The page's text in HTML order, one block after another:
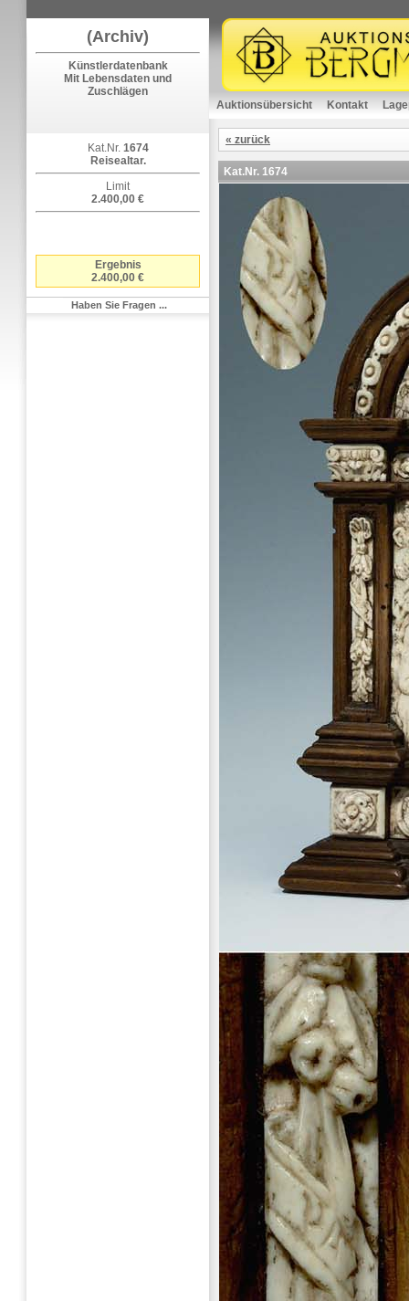
(Archiv)
Künstlerdatenbank
Mit Lebensdaten und
Zuschlägen
Kat.Nr. 1674
Reisealtar.
Limit
2.400,00 €
Ergebnis
2.400,00 €
Haben Sie Fragen ...
Auktionsübersicht Kontakt
« zurück
Kat.Nr. 1674